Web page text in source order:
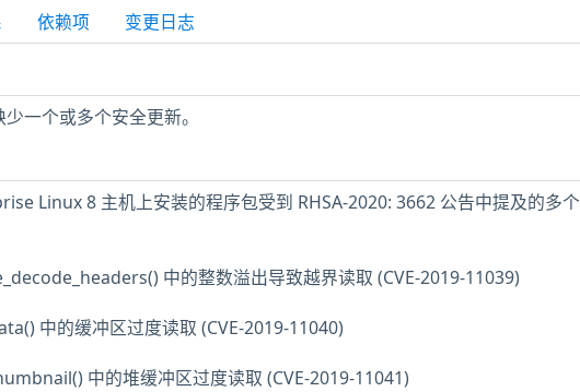
依赖项 变更日志
一个或多个安全更新。
Linux 8 主机上安装的程序包受到 RHSA-2020: 3662 公告中提及的多个
中的整数溢出导致越界读取 (CVE-2019-11039)
中的缓冲区过度读取 (CVE-2019-11040)
中的堆缓冲区过度读取 (CVE-2019-11041)